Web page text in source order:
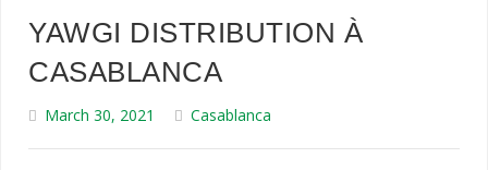
YAWGI DISTRIBUTION À
CASABLANCA
March 30, 2021 Casablanca